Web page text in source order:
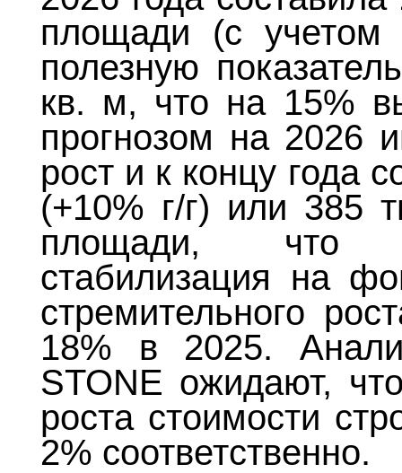
площади (с
полезную
кв. м, что на 15%
прогнозом на 2026
рост и к концу года
(+10% г/г) или 385
площади, что
стабилизация на
стремительного
18% в 2025.
STONE ожидают,
роста стоимости
2% соответственно.